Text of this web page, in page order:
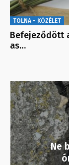
TOLNA - KÖZÉLET
Befejeződött
as…
Ne